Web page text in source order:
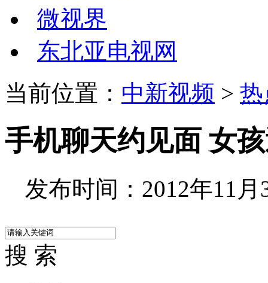
微视界
东北亚电视网
当前位置： 中新视频 >
手机聊天约见面 女
发布时间：2012年11月
搜 索